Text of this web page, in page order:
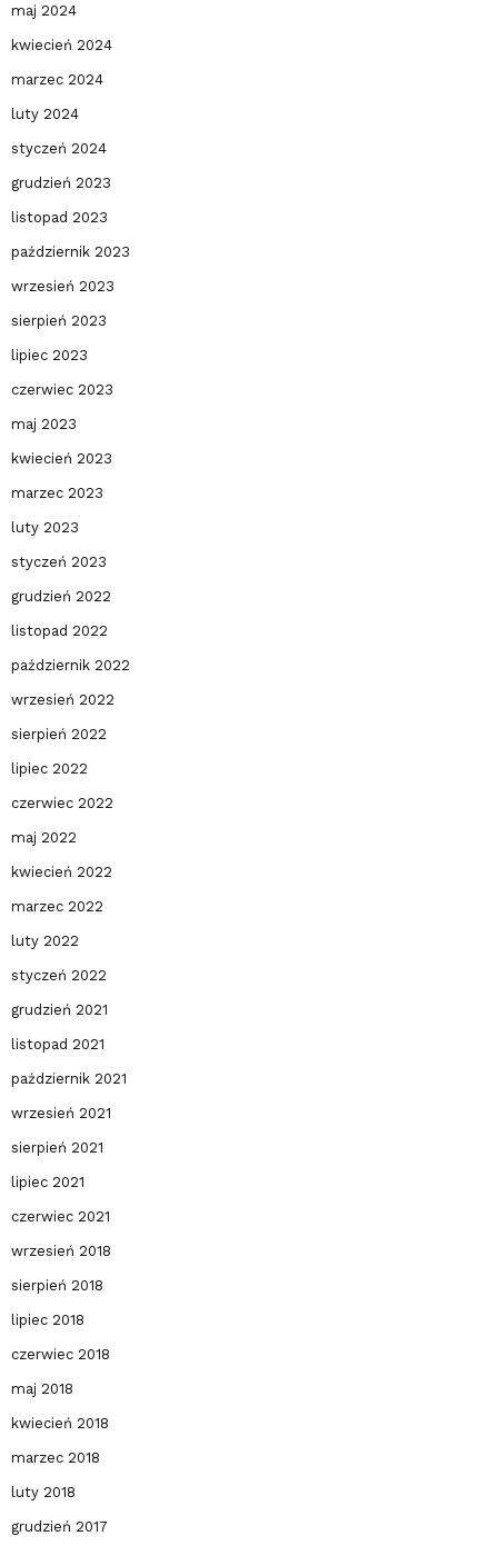
maj 2024
kwiecień 2024
marzec 2024
luty 2024
styczeń 2024
grudzień 2023
listopad 2023
październik 2023
wrzesień 2023
sierpień 2023
lipiec 2023
czerwiec 2023
maj 2023
kwiecień 2023
marzec 2023
luty 2023
styczeń 2023
grudzień 2022
listopad 2022
październik 2022
wrzesień 2022
sierpień 2022
lipiec 2022
czerwiec 2022
maj 2022
kwiecień 2022
marzec 2022
luty 2022
styczeń 2022
grudzień 2021
listopad 2021
październik 2021
wrzesień 2021
sierpień 2021
lipiec 2021
czerwiec 2021
wrzesień 2018
sierpień 2018
lipiec 2018
czerwiec 2018
maj 2018
kwiecień 2018
marzec 2018
luty 2018
grudzień 2017